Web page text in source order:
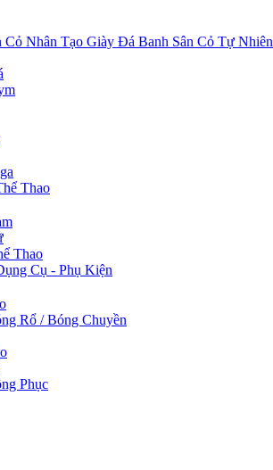
Cỏ Nhân Tạo Giày Đá Banh Sân Cỏ Tự Nhiên
Thao
Thao
Cụ - Phụ Kiện
Rổ / Bóng Chuyền
Phục